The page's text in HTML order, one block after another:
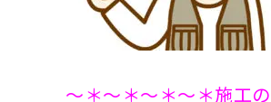
～＊～＊～＊～＊施工